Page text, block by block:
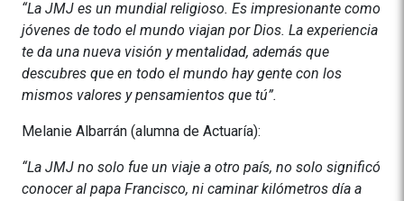
“La JMJ es un mundial religioso. Es impresionante como
jóvenes de todo el mundo viajan por Dios. La experiencia
te da una nueva visión y mentalidad, además que
descubres que en todo el mundo hay gente con los
mismos valores y pensamientos que tú”.
Melanie Albarrán (alumna de Actuaría):
“La JMJ no solo fue un viaje a otro país, no solo significó
conocer al papa Francisco, ni caminar kilómetros día a